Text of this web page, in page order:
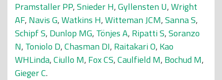
Pramstaller PP,Snieder H,Gyllensten U,Wright
AF, Navis G,Watkins H,Witteman JCM,Sanna S,
Schipf S, Dunlop MG, Tönjes A, Ripatti S,Soranzo
N, Toniolo D,Chasman DI, Raitakari O, Kao
WHLinda,Ciullo M, Fox CS,Caulfield M, Bochud M,
Gieger C.